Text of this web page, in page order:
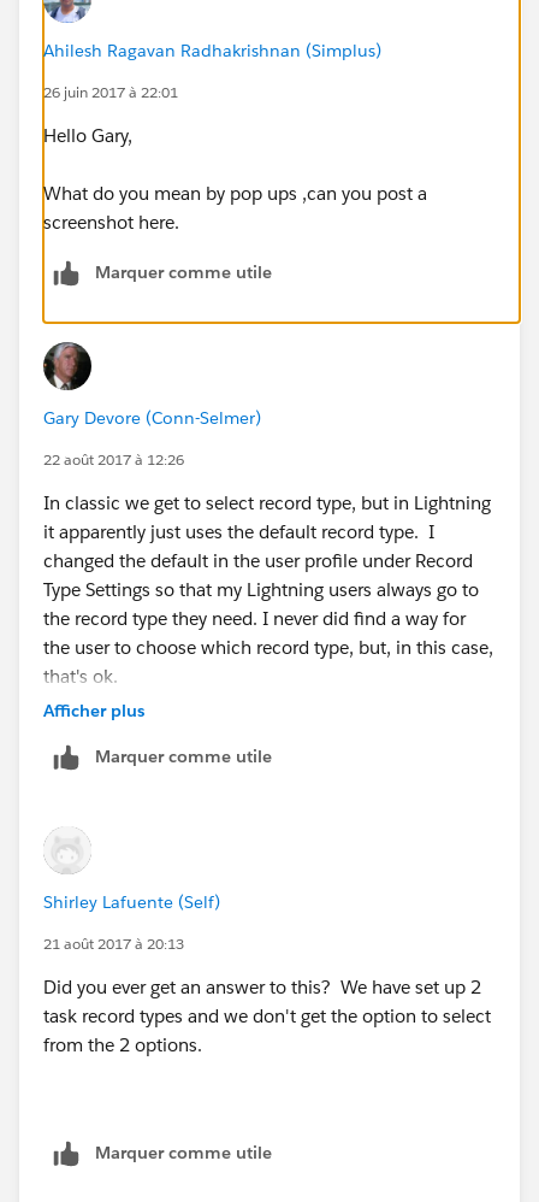
Ahilesh Ragavan Radhakrishnan (Simplus)
26 juin 2017 à 22:01
Hello Gary,
What do you mean by pop ups ,can you post a
screenshot here.
Marquer comme utile
Gary Devore (Conn-Selmer)
22 août 2017 à 12:26
In classic we get to select record type, but in Lightning
it apparently just uses the default record type. I
changed the default in the user profile under Record
Type Settings so that my Lightning users always go to
the record type they need. I never did find a way for
the user to choose which record type, but, in this case,
that's ok.
Afficher plus
Marquer comme utile
Shirley Lafuente (Self)
21 août 2017 à 20:13
Did you ever get an answer to this? We have set up 2
task record types and we don't get the option to select
from the 2 options.
Marquer comme utile